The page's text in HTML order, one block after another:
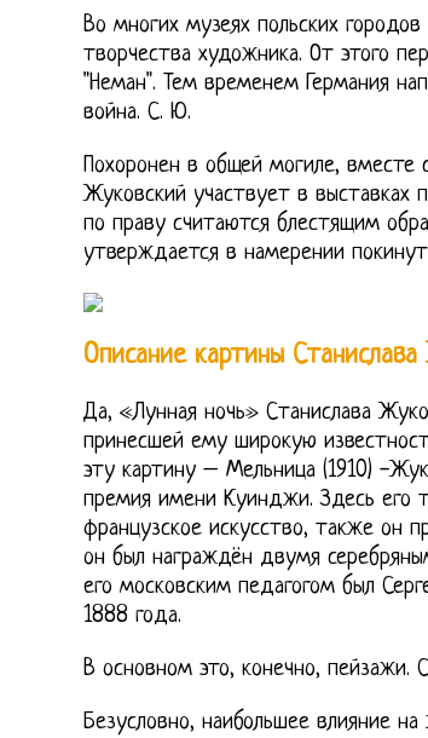
Во многих музеях польских
творчества художника. От этого
"Неман". Тем временем Германия
война. С. Ю.
Похоронен в общей могиле,
Жуковский участвует в выставках
по праву считаются блестящим
утверждается в намерении
Описание картины
Да, «Лунная ночь» Станислава
принесшей ему широкую
эту картину – Мельница (1910) -
премия имени Куинджи. Здесь его
французское искусство, также он
он был награждён двумя
его московским педагогом был
1888 года.
В основном это, конечно, пейзажи.
Безусловно, наибольшее влияние